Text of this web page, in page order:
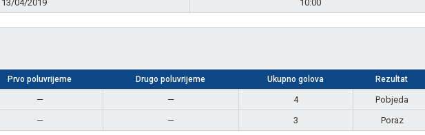
13/04/2019 10:00
Prvo poluvrijeme Drugo poluvrijeme Ukupno golova Rezultat
— — 4
Pobjeda
— — 3 Poraz